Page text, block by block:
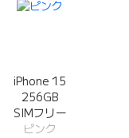
iPhone 15
256GB
SIMフリー
ピンク